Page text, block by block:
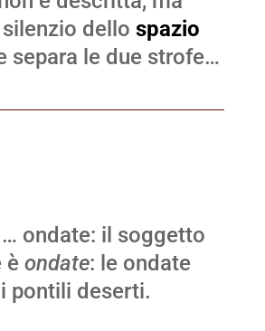
dello spazio
separa le due strofe…
ondate: il soggetto
è ondate: le ondate
pontili deserti.